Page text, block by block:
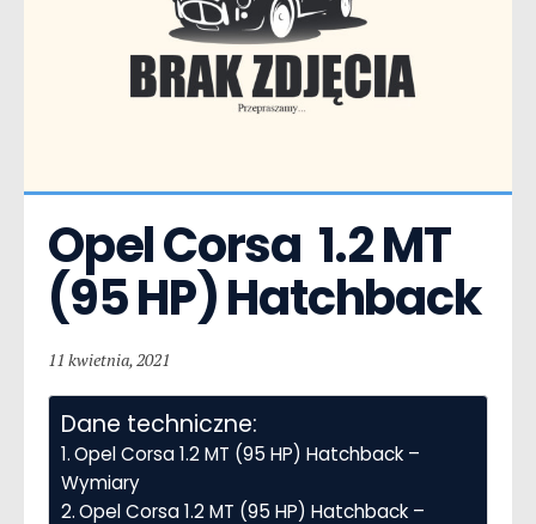
Opel Corsa  1.2 MT
(95 HP) Hatchback
11 kwietnia, 2021
Dane techniczne:
Opel Corsa 1.2 MT (95 HP) Hatchback –
Wymiary
Opel Corsa 1.2 MT (95 HP) Hatchback –